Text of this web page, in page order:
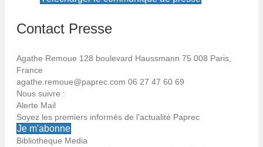
Contact Presse
Agathe Remoue 128 boulevard Haussmann 75 008 Paris,
France
agathe.remoue@paprec.com 06 27 47 60 69
Nous suivre :
Alerte Mail
Soyez les premiers informés de l'actualité Paprec
Je m'abonne
Bibliothèque Media